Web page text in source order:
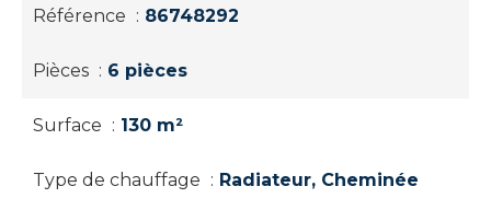
Référence 86748292
Pièces 6 pièces
Surface 130 m²
Type de chauffage Radiateur, Cheminée